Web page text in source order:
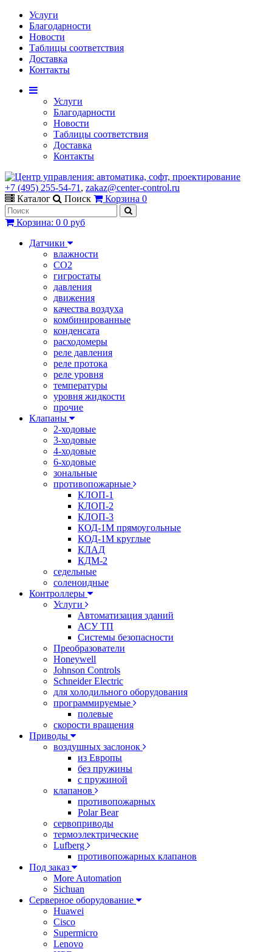
Услуги
Благодарности
Новости
Таблицы соответствия
Доставка
Контакты
Услуги
Благодарности
Новости
Таблицы соответствия
Доставка
Контакты
+7 (495) 255-54-71 , zakaz@center-control.ru
Каталог
Поиск Корзина 0
Корзина: 0 0 руб
Датчики
влажности
CO2
гигростаты
давления
движения
качества воздуха
комбинированные
конденсата
расходомеры
реле давления
реле протока
реле уровня
температуры
уровня жидкости
прочие
Клапаны
2-ходовые
3-ходовые
4-ходовые
6-ходовые
зональные
противопожарные
КЛОП-1
КЛОП-2
КЛОП-3
КОД-1М прямоугольные
КОД-1М круглые
КЛАД
КДМ-2
седельные
соленоидные
Контроллеры
Услуги
Автоматизация зданий
АСУ ТП
Системы безопасности
Преобразователи
Honeywell
Johnson Controls
Schneider Electric
для холодильного оборудования
программируемые
полевые
скорости вращения
Приводы
воздушных заслонок
из Европы
без пружины
с пружиной
клапанов
противопожарных
Polar Bear
сервоприводы
термоэлектрические
Lufberg
противопожарных клапанов
Под заказ
More Automation
Sichuan
Серверное оборудование
Huawei
Cisco
Supermicro
Lenovo